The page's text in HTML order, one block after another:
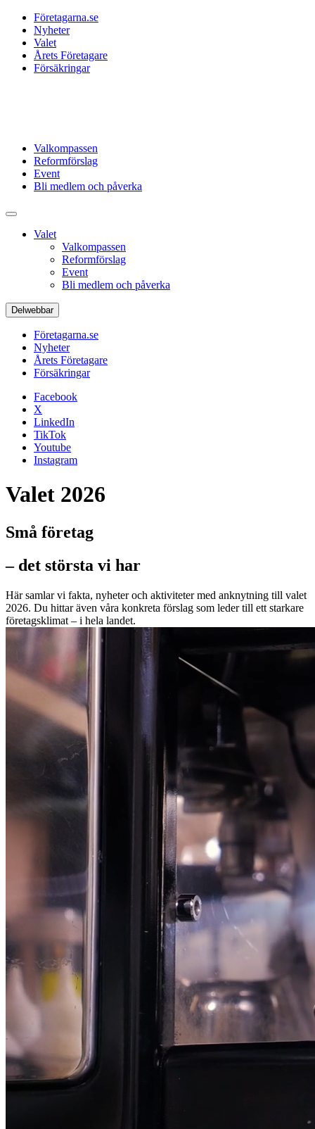
Företagarna.se
Nyheter
Valet
Årets Företagare
Försäkringar
Valkompassen
Reformförslag
Event
Bli medlem och påverka
Valet
Valkompassen
Reformförslag
Event
Bli medlem och påverka
Delwebbar
Företagarna.se
Nyheter
Årets Företagare
Försäkringar
Facebook
X
LinkedIn
TikTok
Youtube
Instagram
Valet 2026
Små företag
– det största vi har
Här samlar vi fakta, nyheter och aktiviteter med anknytning till valet
2026. Du hittar även våra konkreta förslag som leder till ett starkare
företagsklimat – i hela landet.